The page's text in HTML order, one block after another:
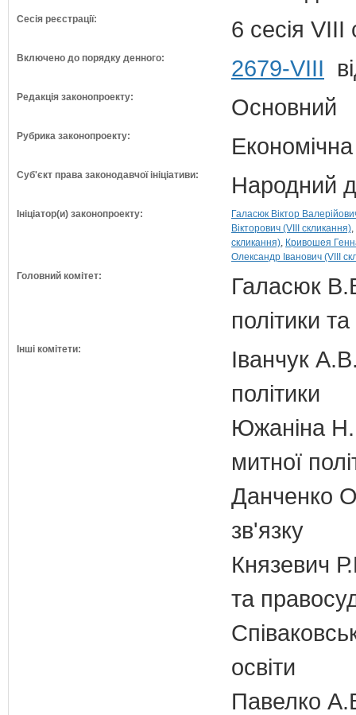
Сесія реєстрації: 6 сесія VIII
Включено до порядку денного: 2679-VIII
Редакція законопроекту: Основний
Рубрика законопроекту:
Суб'єкт права законодавчої ініціативи: Народний
Ініціатор(и) законопроекту:
Галасюк Віктор
Вікторович (VIII скликання)
скликання) Кривошея
Олександр Іванович (VIII
Головний комітет:
Галасюк
політики
Інші комітети:
Іванчук
політики
Южаніна
митної
Данченко
зв'язку
Князевич
та
освіти
Павелко